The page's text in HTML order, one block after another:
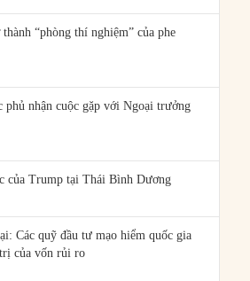
“phòng thí nghiệm” của phe
phủ nhận cuộc gặp với Ngoại trưởng
của Trump tại Thái Bình Dương
Các quỹ đầu tư mạo hiểm quốc gia
của vốn rủi ro